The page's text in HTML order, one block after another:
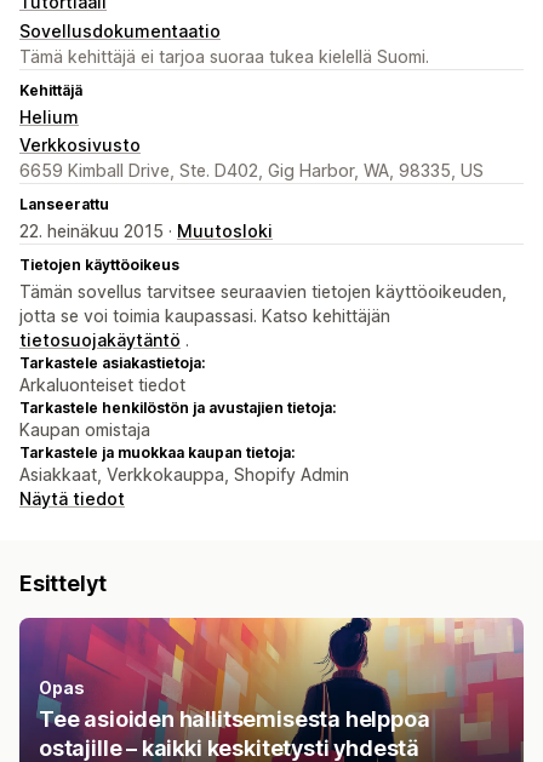
Sovellusdokumentaatio
Tämä kehittäjä ei tarjoa suoraa tukea kielellä Suomi.
Kehittäjä
Helium
Verkkosivusto
6659 Kimball Drive, Ste. D402, Gig Harbor, WA, 98335, US
Lanseerattu
22. heinäkuu 2015 · Muutosloki
Tietojen käyttöoikeus
Tämän sovellus tarvitsee seuraavien tietojen käyttöoikeuden,
jotta se voi toimia kaupassasi. Katso kehittäjän
tietosuojakäytäntö .
Tarkastele asiakastietoja:
Arkaluonteiset tiedot
Tarkastele henkilöstön ja avustajien tietoja:
Kaupan omistaja
Tarkastele ja muokkaa kaupan tietoja:
Asiakkaat, Verkkokauppa, Shopify Admin
Näytä tiedot
Esittelyt
Opas
Tee asioiden hallitsemisesta helppoa
ostajille – kaikki keskitetysti yhdestä